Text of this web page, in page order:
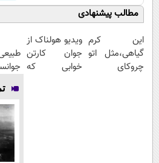
مطالب پیشنهادی
این کرم
گیاهی،مثل اتو
چروکای
ویدیو هولناک از
جوان کارتن
خوابی که